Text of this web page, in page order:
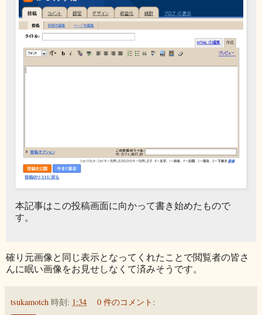
本記事はこの投稿画面に向かって書き始めたもので
す。
確り元画像と同じ表示となってくれたことで閲覧者の皆さ
んに眠い画像をお見せしなくて済みそうです。
tsukamotch 時刻: 1:34 0 件のコメント: